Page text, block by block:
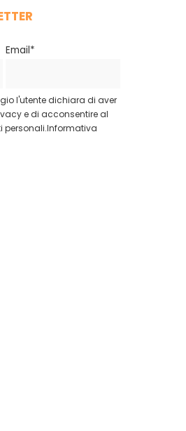
Email*
l'utente dichiara di aver
e di acconsentire al
personali.Informativa